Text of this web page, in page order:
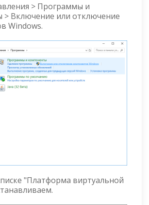
> Программы и
> Включение или отключение
Windows.
"Платформа виртуальной